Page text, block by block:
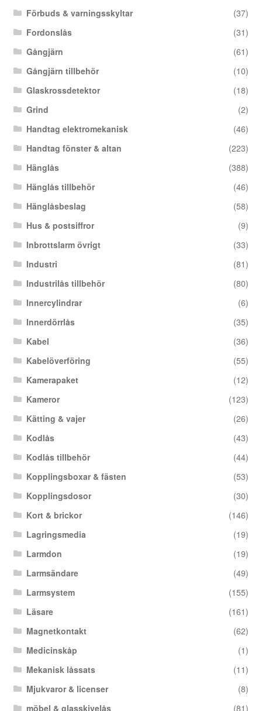
Förbuds & varningsskyltar
(37)
Fordonslås
(31)
Gångjärn
(61)
Gångjärn tillbehör
(10)
Glaskrossdetektor
(18)
Grind
(2)
Handtag elektromekanisk
(46)
Handtag fönster & altan
(223)
Hänglås
(388)
Hänglås tillbehör
(46)
Hänglåsbeslag
(58)
Hus & postsiffror
(9)
Inbrottslarm övrigt
(33)
Industri
(81)
Industrilås tillbehör
(80)
Innercylindrar
(6)
Innerdörrlås
(35)
Kabel
(36)
Kabelöverföring
(55)
Kamerapaket
(12)
Kameror
(123)
Kätting & vajer
(26)
Kodlås
(43)
Kodlås tillbehör
(44)
Kopplingsboxar & fästen
(53)
Kopplingsdosor
(30)
Kort & brickor
(146)
Lagringsmedia
(19)
Larmdon
(19)
Larmsändare
(49)
Larmsystem
(155)
Läsare
(161)
Magnetkontakt
(62)
Medicinskåp
(1)
Mekanisk låssats
(11)
Mjukvaror & licenser
(8)
möbel & glasskivelås
(81)